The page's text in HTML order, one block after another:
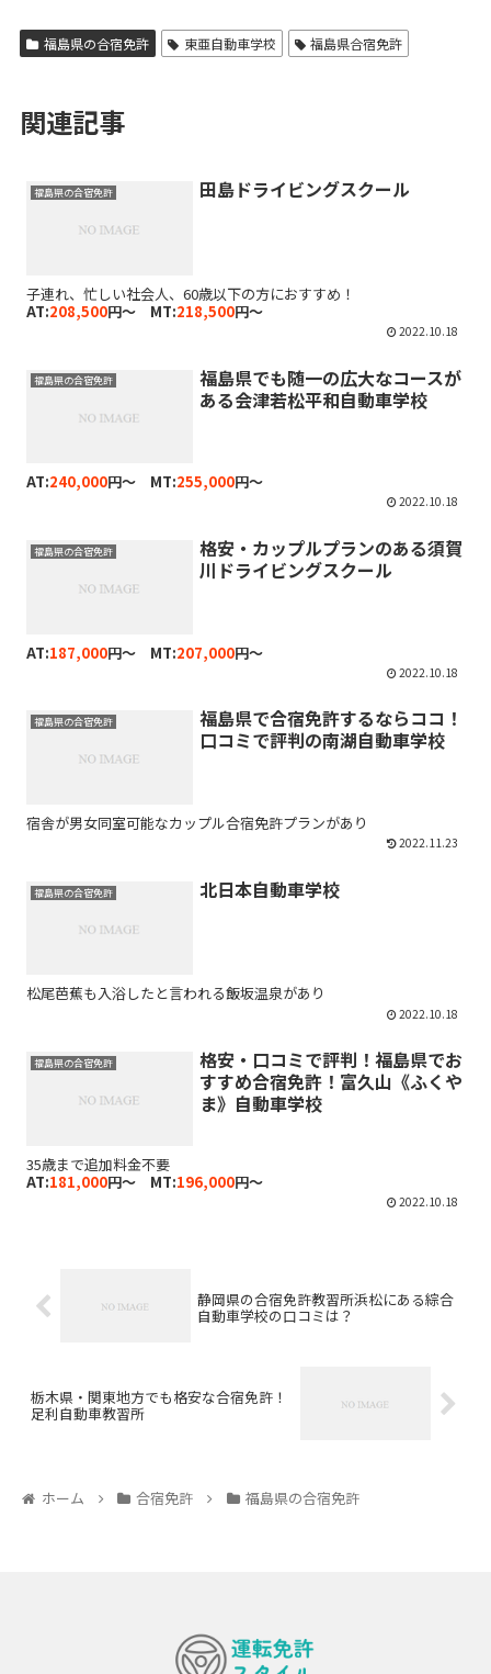
福島県の合宿免許 東亜自動車学校 福島県合宿免許
関連記事
福島県の合宿免許 田島ドライビングスクール
子連れ、忙しい社会人、60歳以下の方におすすめ！
AT:208,500円～ MT:218,500円～
2022.10.18
福島県の合宿免許
福島県でも随一の広大なコースが
ある会津若松平和自動車学校
AT:240,000円～ MT:255,000円～
2022.10.18
福島県の合宿免許
格安・カップルプランのある須賀
川ドライビングスクール
AT:187,000円～ MT:207,000円～
2022.10.18
福島県の合宿免許
福島県で合宿免許するならココ！
口コミで評判の南湖自動車学校
宿舎が男女同室可能なカップル合宿免許プランがあり
2022.11.23
福島県の合宿免許 北日本自動車学校
松尾芭蕉も入浴したと言われる飯坂温泉があり
2022.10.18
福島県の合宿免許
格安・口コミで評判！福島県でお
すすめ合宿免許！富久山《ふくや
ま》自動車学校
35歳まで追加料金不要
AT:181,000円～ MT:196,000円～
2022.10.18
静岡県の合宿免許教習所浜松にある綜合
自動車学校の口コミは？
栃木県・関東地方でも格安な合宿免許！
足利自動車教習所
ホーム 合宿免許 福島県の合宿免許